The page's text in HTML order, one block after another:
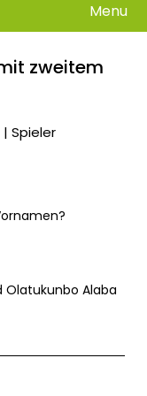
Menu
zweitem
| Spieler
Alaba